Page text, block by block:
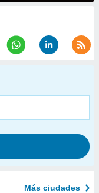
Más ciudades